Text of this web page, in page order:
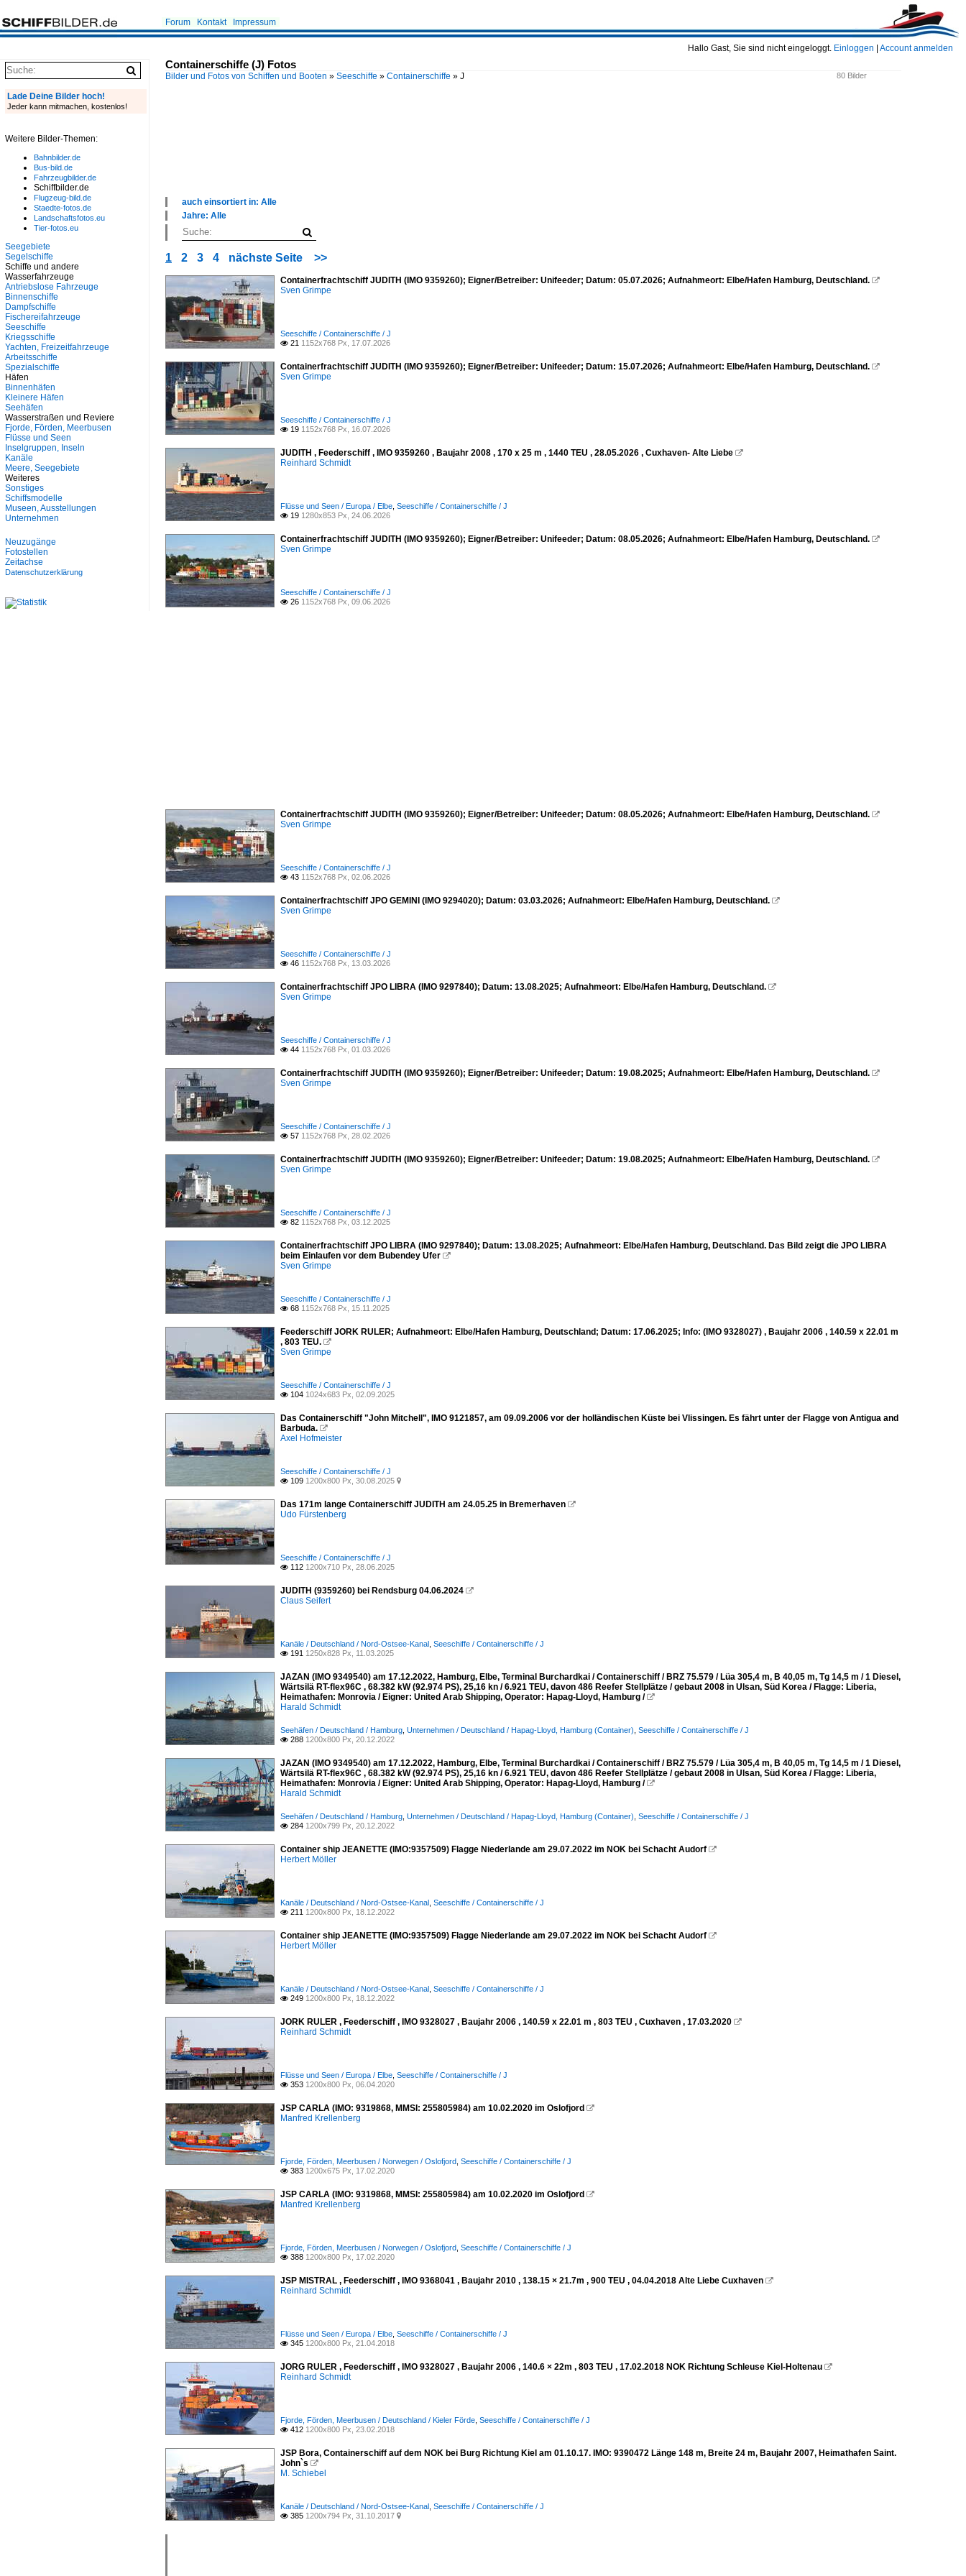
Hallo Gast, Sie sind nicht eingeloggt. Einloggen Account anmelden
Forum Kontakt Impressum
Containerschiffe (J) Fotos
80 Bilder
Bilder und Fotos von Schiffen und Booten » Seeschiffe » Containerschiffe » J
auch einsortiert in: Alle
Fjorde, Förden, Meerbusen
Kanäle
Seeschiffe
Sonstiges
Unternehmen
Jahre: Alle
Alle Jahre
2010
1 2 3 4 nächste Seite >>
Containerfrachtschiff JUDITH (IMO 9359260); Eigner/Betreiber: Unifeeder; Datum: 05.07.2026; Aufnahmeort: Elbe/Hafen Hamburg, Deutschland. 
Sven Grimpe
Seeschiffe / Containerschiffe / J
 21 1152x768 Px, 17.07.2026
Containerfrachtschiff JUDITH (IMO 9359260); Eigner/Betreiber: Unifeeder; Datum: 15.07.2026; Aufnahmeort: Elbe/Hafen Hamburg, Deutschland. 
Sven Grimpe
Seeschiffe / Containerschiffe / J
 19 1152x768 Px, 16.07.2026
JUDITH , Feederschiff , IMO 9359260 , Baujahr 2008 , 170 x 25 m , 1440 TEU , 28.05.2026 , Cuxhaven- Alte Liebe 
Reinhard Schmidt
Flüsse und Seen / Europa / Elbe Seeschiffe / Containerschiffe / J
 19 1280x853 Px, 24.06.2026
Containerfrachtschiff JUDITH (IMO 9359260); Eigner/Betreiber: Unifeeder; Datum: 08.05.2026; Aufnahmeort: Elbe/Hafen Hamburg, Deutschland. 
Sven Grimpe
Seeschiffe / Containerschiffe / J
 26 1152x768 Px, 09.06.2026
Containerfrachtschiff JUDITH (IMO 9359260); Eigner/Betreiber: Unifeeder; Datum: 08.05.2026; Aufnahmeort: Elbe/Hafen Hamburg, Deutschland. 
Sven Grimpe
Seeschiffe / Containerschiffe / J
 43 1152x768 Px, 02.06.2026
Containerfrachtschiff JPO GEMINI (IMO 9294020); Datum: 03.03.2026; Aufnahmeort: Elbe/Hafen Hamburg, Deutschland. 
Sven Grimpe
Seeschiffe / Containerschiffe / J
 46 1152x768 Px, 13.03.2026
Containerfrachtschiff JPO LIBRA (IMO 9297840); Datum: 13.08.2025; Aufnahmeort: Elbe/Hafen Hamburg, Deutschland. 
Sven Grimpe
Seeschiffe / Containerschiffe / J
 44 1152x768 Px, 01.03.2026
Containerfrachtschiff JUDITH (IMO 9359260); Eigner/Betreiber: Unifeeder; Datum: 19.08.2025; Aufnahmeort: Elbe/Hafen Hamburg, Deutschland. 
Sven Grimpe
Seeschiffe / Containerschiffe / J
 57 1152x768 Px, 28.02.2026
Containerfrachtschiff JUDITH (IMO 9359260); Eigner/Betreiber: Unifeeder; Datum: 19.08.2025; Aufnahmeort: Elbe/Hafen Hamburg, Deutschland. 
Sven Grimpe
Seeschiffe / Containerschiffe / J
 82 1152x768 Px, 03.12.2025
Containerfrachtschiff JPO LIBRA (IMO 9297840); Datum: 13.08.2025; Aufnahmeort: Elbe/Hafen Hamburg, Deutschland. Das Bild zeigt die JPO LIBRA
beim Einlaufen vor dem Bubendey Ufer 
Sven Grimpe
Seeschiffe / Containerschiffe / J
 68 1152x768 Px, 15.11.2025
Feederschiff JORK RULER; Aufnahmeort: Elbe/Hafen Hamburg, Deutschland; Datum: 17.06.2025; Info: (IMO 9328027) , Baujahr 2006 , 140.59 x 22.01 m
, 803 TEU. 
Sven Grimpe
Seeschiffe / Containerschiffe / J
 104 1024x683 Px, 02.09.2025
Das Containerschiff "John Mitchell", IMO 9121857, am 09.09.2006 vor der holländischen Küste bei Vlissingen. Es fährt unter der Flagge von Antigua and
Barbuda. 
Axel Hofmeister
Seeschiffe / Containerschiffe / J
 109 1200x800 Px, 30.08.2025 
Das 171m lange Containerschiff JUDITH am 24.05.25 in Bremerhaven 
Udo Fürstenberg
Seeschiffe / Containerschiffe / J
 112 1200x710 Px, 28.06.2025
JUDITH (9359260) bei Rendsburg 04.06.2024 
Claus Seifert
Kanäle / Deutschland / Nord-Ostsee-Kanal Seeschiffe / Containerschiffe / J
 191 1250x828 Px, 11.03.2025
JAZAN (IMO 9349540) am 17.12.2022, Hamburg, Elbe, Terminal Burchardkai / Containerschiff / BRZ 75.579 / Lüa 305,4 m, B 40,05 m, Tg 14,5 m / 1 Diesel,
Wärtsilä RT-flex96C , 68.382 kW (92.974 PS), 25,16 kn / 6.921 TEU, davon 486 Reefer Stellplätze / gebaut 2008 in Ulsan, Süd Korea / Flagge: Liberia,
Heimathafen: Monrovia / Eigner: United Arab Shipping, Operator: Hapag-Lloyd, Hamburg /
Harald Schmidt
Seehäfen / Deutschland / Hamburg Unternehmen / Deutschland / Hapag-Lloyd, Hamburg (Container) Seeschiffe / Containerschiffe / J
 288 1200x800 Px, 20.12.2022
JAZAN (IMO 9349540) am 17.12.2022, Hamburg, Elbe, Terminal Burchardkai / Containerschiff / BRZ 75.579 / Lüa 305,4 m, B 40,05 m, Tg 14,5 m / 1 Diesel,
Wärtsilä RT-flex96C , 68.382 kW (92.974 PS), 25,16 kn / 6.921 TEU, davon 486 Reefer Stellplätze / gebaut 2008 in Ulsan, Süd Korea / Flagge: Liberia,
Heimathafen: Monrovia / Eigner: United Arab Shipping, Operator: Hapag-Lloyd, Hamburg /
Harald Schmidt
Seehäfen / Deutschland / Hamburg Unternehmen / Deutschland / Hapag-Lloyd, Hamburg (Container) Seeschiffe / Containerschiffe / J
 284 1200x799 Px, 20.12.2022
Container ship JEANETTE (IMO:9357509) Flagge Niederlande am 29.07.2022 im NOK bei Schacht Audorf 
Herbert Möller
Kanäle / Deutschland / Nord-Ostsee-Kanal Seeschiffe / Containerschiffe / J
 211 1200x800 Px, 18.12.2022
Container ship JEANETTE (IMO:9357509) Flagge Niederlande am 29.07.2022 im NOK bei Schacht Audorf 
Herbert Möller
Kanäle / Deutschland / Nord-Ostsee-Kanal Seeschiffe / Containerschiffe / J
 249 1200x800 Px, 18.12.2022
JORK RULER , Feederschiff , IMO 9328027 , Baujahr 2006 , 140.59 x 22.01 m , 803 TEU , Cuxhaven , 17.03.2020 
Reinhard Schmidt
Flüsse und Seen / Europa / Elbe Seeschiffe / Containerschiffe / J
 353 1200x800 Px, 06.04.2020
JSP CARLA (IMO: 9319868, MMSI: 255805984) am 10.02.2020 im Oslofjord 
Manfred Krellenberg
Fjorde, Förden, Meerbusen / Norwegen / Oslofjord Seeschiffe / Containerschiffe / J
 383 1200x675 Px, 17.02.2020
JSP CARLA (IMO: 9319868, MMSI: 255805984) am 10.02.2020 im Oslofjord 
Manfred Krellenberg
Fjorde, Förden, Meerbusen / Norwegen / Oslofjord Seeschiffe / Containerschiffe / J
 388 1200x800 Px, 17.02.2020
JSP MISTRAL , Feederschiff , IMO 9368041 , Baujahr 2010 , 138.15 × 21.7m , 900 TEU , 04.04.2018 Alte Liebe Cuxhaven 
Reinhard Schmidt
Flüsse und Seen / Europa / Elbe Seeschiffe / Containerschiffe / J
 345 1200x800 Px, 21.04.2018
JORG RULER , Feederschiff , IMO 9328027 , Baujahr 2006 , 140.6 × 22m , 803 TEU , 17.02.2018 NOK Richtung Schleuse Kiel-Holtenau 
Reinhard Schmidt
Fjorde, Förden, Meerbusen / Deutschland / Kieler Förde Seeschiffe / Containerschiffe / J
 412 1200x800 Px, 23.02.2018
JSP Bora, Containerschiff auf dem NOK bei Burg Richtung Kiel am 01.10.17. IMO: 9390472 Länge 148 m, Breite 24 m, Baujahr 2007, Heimathafen Saint.
John`s 
M. Schiebel
Kanäle / Deutschland / Nord-Ostsee-Kanal Seeschiffe / Containerschiffe / J
 385 1200x794 Px, 31.10.2017 
Lade Deine Bilder hoch!
Jeder kann mitmachen, kostenlos!
Weitere Bilder-Themen:
Bahnbilder.de
Bus-bild.de
Fahrzeugbilder.de
Schiffbilder.de
Flugzeug-bild.de
Staedte-fotos.de
Landschaftsfotos.eu
Tier-fotos.eu
Seegebiete
Segelschiffe
Schiffe und andere
Wasserfahrzeuge
Antriebslose Fahrzeuge
Binnenschiffe
Dampfschiffe
Fischereifahrzeuge
Seeschiffe
Kriegsschiffe
Yachten, Freizeitfahrzeuge
Arbeitsschiffe
Spezialschiffe
Häfen
Binnenhäfen
Kleinere Häfen
Seehäfen
Wasserstraßen und Reviere
Fjorde, Förden, Meerbusen
Flüsse und Seen
Inselgruppen, Inseln
Kanäle
Meere, Seegebiete
Weiteres
Sonstiges
Schiffsmodelle
Museen, Ausstellungen
Unternehmen
Neuzugänge
Fotostellen
Zeitachse
Datenschutzerklärung